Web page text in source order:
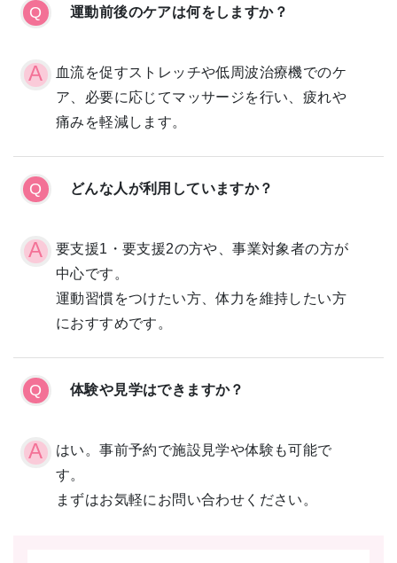
運動前後のケアは何をしますか？
血流を促すストレッチや低周波治療機でのケ
ア、必要に応じてマッサージを行い、疲れや
痛みを軽減します。
どんな人が利用していますか？
要支援1・要支援2の方や、事業対象者の方が
中心です。
運動習慣をつけたい方、体力を維持したい方
におすすめです。
体験や見学はできますか？
はい。事前予約で施設見学や体験も可能で
す。
まずはお気軽にお問い合わせください。